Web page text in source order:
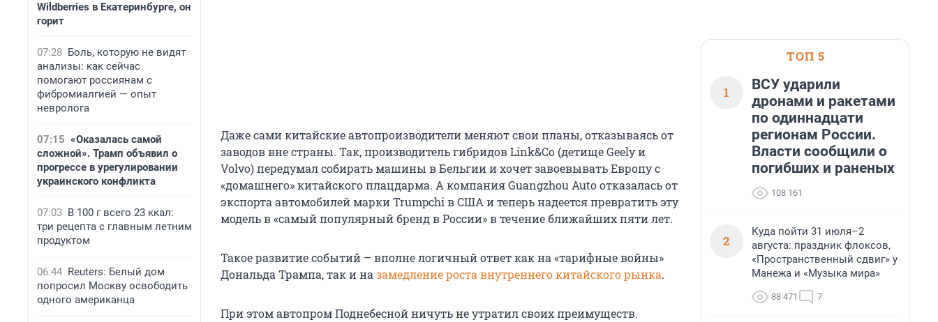
Wildberries в Екатеринбурге, он
горит
07:28 Боль, которую не видят
анализы: как сейчас
помогают россиянам с
фибромиалгией — опыт
невролога
07:15 «Оказалась самой
сложной». Трамп объявил о
прогрессе в урегулировании
украинского конфликта
07:03 В 100 г всего 23 ккал:
три рецепта с главным летним
продуктом
06:44 Reuters: Белый дом
попросил Москву освободить
одного американца
Даже сами китайские автопроизводители меняют свои планы, отказываясь от
заводов вне страны. Так, производитель гибридов Link&Co (детище Geely и
Volvo) передумал собирать машины в Бельгии и хочет завоевывать Европу с
«домашнего» китайского плацдарма. А компания Guangzhou Auto отказалась от
экспорта автомобилей марки Trumpchi в США и теперь надеется превратить эту
модель в «самый популярный бренд в России» в течение ближайших пяти лет.
Такое развитие событий – вполне логичный ответ как на «тарифные войны»
Дональда Трампа, так и на замедление роста внутреннего китайского рынка.
При этом автопром Поднебесной ничуть не утратил своих преимуществ.
ТОП 5
1
ВСУ ударили
дронами и ракетами
по одиннадцати
регионам России.
Власти сообщили о
погибших и раненых
108 161
2
Куда пойти 31 июля–2
августа: праздник флоксов,
«Пространственный сдвиг» у
Манежа и «Музыка мира»
88 471 7